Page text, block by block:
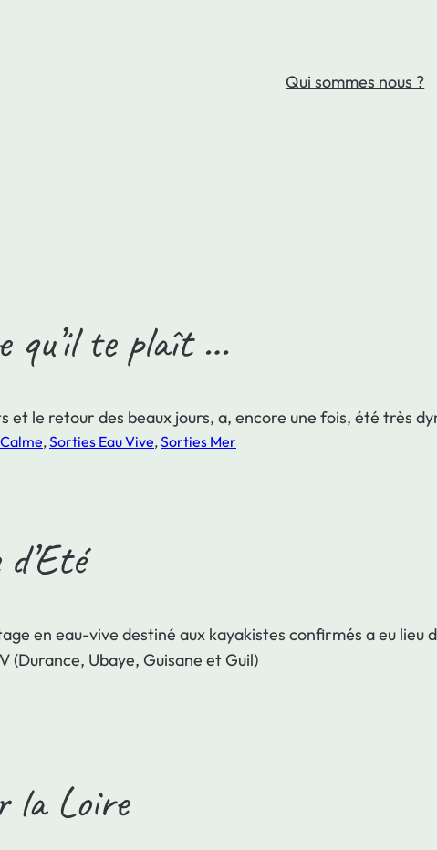
Qui sommes nous ?
qu’il te plaît …
et le retour des beaux jours, a, encore une fois, été très
, Sorties Eau Vive, Sorties Mer
en eau-vive destiné aux kayakistes confirmés a eu lieu
(Durance, Ubaye, Guisane et Guil)
la Loire